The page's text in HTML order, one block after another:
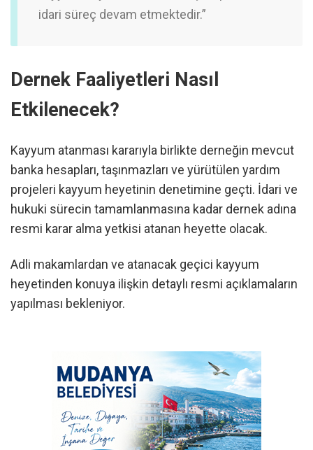
idari süreç devam etmektedir.”
Dernek Faaliyetleri Nasıl
Etkilenecek?
Kayyum atanması kararıyla birlikte derneğin mevcut
banka hesapları, taşınmazları ve yürütülen yardım
projeleri kayyum heyetinin denetimine geçti. İdari ve
hukuki sürecin tamamlanmasına kadar dernek adına
resmi karar alma yetkisi atanan heyette olacak.
Adli makamlardan ve atanacak geçici kayyum
heyetinden konuya ilişkin detaylı resmi açıklamaların
yapılması bekleniyor.